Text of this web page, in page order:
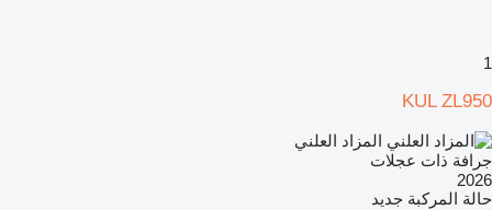
1
KUL ZL950
المزاد العلني
جرافة ذات عجلات
2026
حالة المركبة جديد